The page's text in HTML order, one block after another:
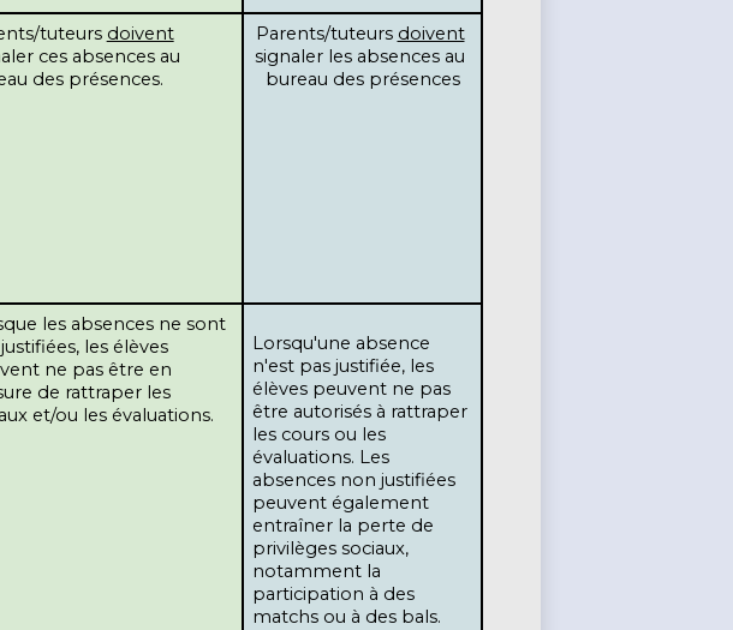
tuteurs doivent
ces absences au
des présences.
Parents/tuteurs doivent
signaler les absences au
bureau des présences
les élèves
ne pas être en
de rattraper les
et/ou les évaluations.
Lorsqu'une absence
n'est pas justifiée, les
élèves peuvent ne pas
être autorisés à rattraper
les cours ou les
évaluations. Les
absences non justifiées
peuvent également
entraîner la perte de
privilèges sociaux,
notamment la
participation à des
matchs ou à des bals.